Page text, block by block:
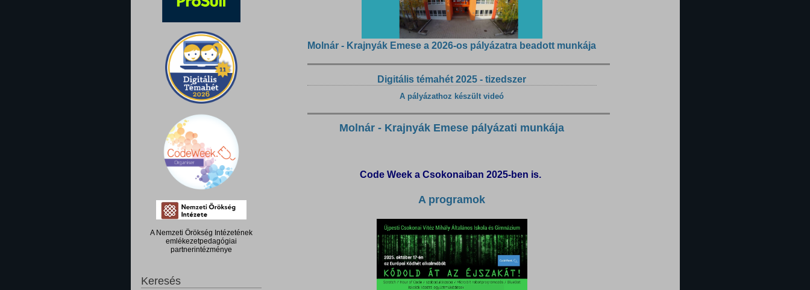
A Nemzeti Örökség Intézetének
emlékezetpedagógiai
partnerintézménye
Keresés
Molnár - Krajnyák Emese a 2026-os pályázatra beadott munkája
Digitális témahét 2025 - tizedszer
A pályázathoz készült videó
Molnár - Krajnyák Emese pályázati munkája
Code Week a Csokonaiban 2025-ben is.
A programok